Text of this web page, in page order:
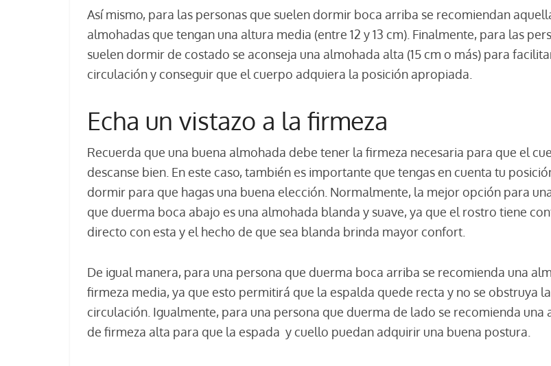
Así mismo, para las personas que suelen dormir boca arriba se recomiendan
almohadas que tengan una altura media (entre 12 y 13 cm). Finalmente, para las
suelen dormir de costado se aconseja una almohada alta (15 cm o más) para
circulación y conseguir que el cuerpo adquiera la posición apropiada.
Echa un vistazo a la firmeza
Recuerda que una buena almohada debe tener la firmeza necesaria para que el
descanse bien. En este caso, también es importante que tengas en cuenta tu
dormir para que hagas una buena elección. Normalmente, la mejor opción para
que duerma boca abajo es una almohada blanda y suave, ya que el rostro tiene
directo con esta y el hecho de que sea blanda brinda mayor confort.
De igual manera, para una persona que duerma boca arriba se recomienda una
firmeza media, ya que esto permitirá que la espalda quede recta y no se obstruya la
circulación. Igualmente, para una persona que duerma de lado se recomienda una
de firmeza alta para que la espada y cuello puedan adquirir una buena postura.